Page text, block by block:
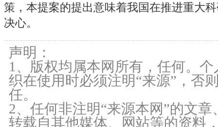
策，本提案的提出意味着我国在推进重大
决心。
声明：
1、版权均属本网所有，任何。
织在使用时必须注明“来源”，否
任。
2、任何非注明“来源本网”的文
转载自其他媒体、网站等的资料